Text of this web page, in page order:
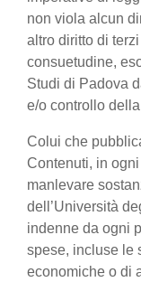
non viola alcun
altro diritto di
consuetudine,
Studi di Padova
e/o controllo
Colui che
Contenuti, in
manlevare
dell’Università
indenne da ogni
spese, incluse le
economiche o di